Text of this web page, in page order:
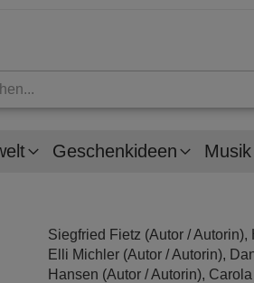
Geschenkideen
Siegfried Fietz (Autor / Autorin),
Elli Michler (Autor / Autorin),
Hansen (Autor / Autorin),